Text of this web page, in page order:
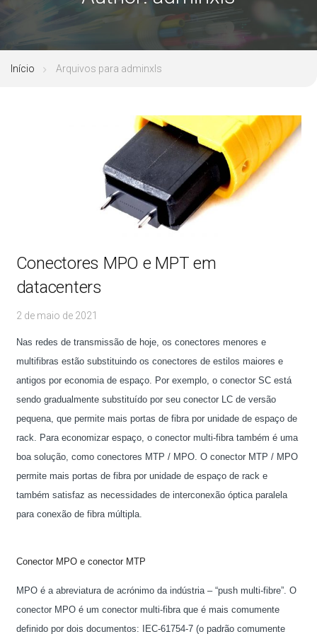
Início Arquivos para adminxls
Conectores MPO e MPT em
datacenters
2 de maio de 2021
Nas redes de transmissão de hoje, os conectores menores e
multifibras estão substituindo os conectores de estilos maiores e
antigos por economia de espaço. Por exemplo, o conector SC está
sendo gradualmente substituído por seu conector LC de versão
pequena, que permite mais portas de fibra por unidade de espaço de
rack. Para economizar espaço, o conector multi-fibra também é uma
boa solução, como conectores MTP / MPO. O conector MTP / MPO
permite mais portas de fibra por unidade de espaço de rack e
também satisfaz as necessidades de interconexão óptica paralela
para conexão de fibra múltipla.
Conector MPO e conector MTP
MPO é a abreviatura de acrónimo da indústria – “push multi-fibre”. O
conector MPO é um conector multi-fibra que é mais comumente
definido por dois documentos: IEC-61754-7 (o padrão comumente